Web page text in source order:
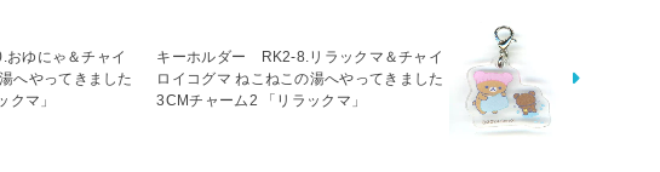
ゆにゃ＆チャイ
へやってきました
クマ」
キーホルダー RK2-8.リラックマ＆チャイ
ロイコグマ ねこねこの湯へやってきました
3CMチャーム2 「リラックマ」